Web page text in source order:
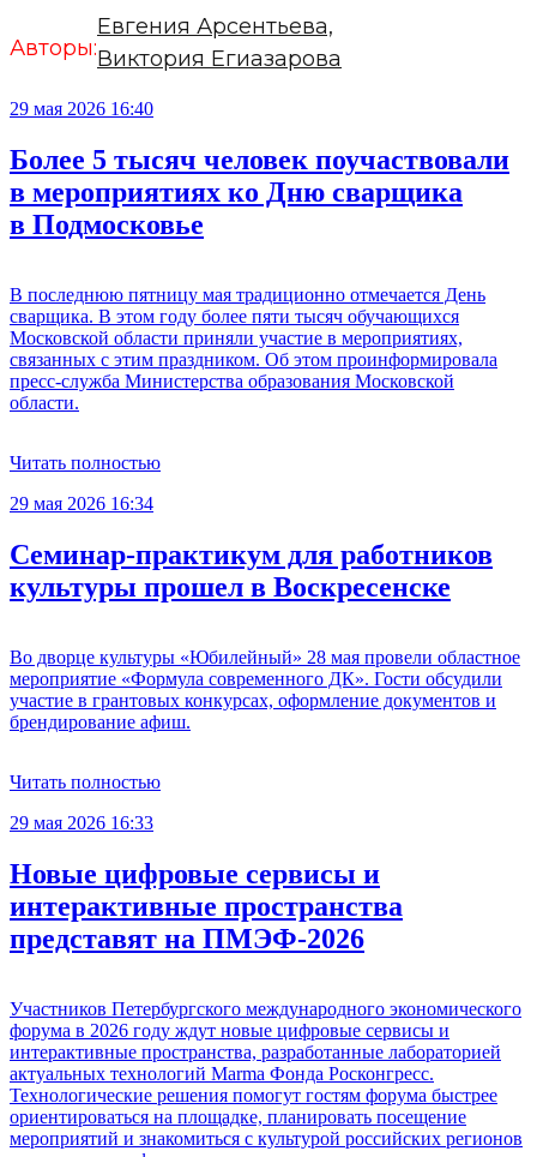
Авторы:
Евгения Арсентьева,
Виктория Егиазарова
29 мая 2026 16:40
Более 5 тысяч человек поучаствовали
в мероприятиях ко Дню сварщика
в Подмосковье
В последнюю пятницу мая традиционно отмечается День
сварщика. В этом году более пяти тысяч обучающихся
Московской области приняли участие в мероприятиях,
связанных с этим праздником. Об этом проинформировала
пресс-служба Министерства образования Московской
области.
Читать полностью
29 мая 2026 16:34
Семинар-практикум для работников
культуры прошел в Воскресенске
Во дворце культуры «Юбилейный» 28 мая провели областное
мероприятие «Формула современного ДК». Гости обсудили
участие в грантовых конкурсах, оформление документов и
брендирование афиш.
Читать полностью
29 мая 2026 16:33
Новые цифровые сервисы и
интерактивные пространства
представят на ПМЭФ-2026
Участников Петербургского международного экономического
форума в 2026 году ждут новые цифровые сервисы и
интерактивные пространства, разработанные лабораторией
актуальных технологий Marma Фонда Росконгресс.
Технологические решения помогут гостям форума быстрее
ориентироваться на площадке, планировать посещение
мероприятий и знакомиться с культурой российских регионов